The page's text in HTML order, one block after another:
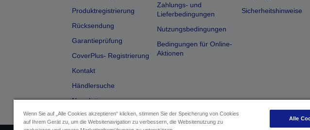
Produktregistrierung
Rücksendung
Garantieprüfung
CoverPlus- Registrierung
Kontakt
Händlersuche
Newsletter
Zahlungs- und
Lieferbedingungen
Nutzungsbedingungen
Bedingungen für Online-
Aktionen
Sicherheitshinweise
Wenn Sie auf „Alle Cookies akzeptieren“ klicken, stimmen Sie der Speicherung von Cookies
auf Ihrem Gerät zu, um die Websitenavigation zu verbessern, die Websitenutzung zu
Alle